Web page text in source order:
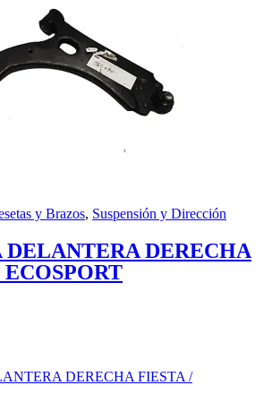
y Brazos, Suspensión y Dirección
DELANTERA DERECHA
DERECHA FIESTA /